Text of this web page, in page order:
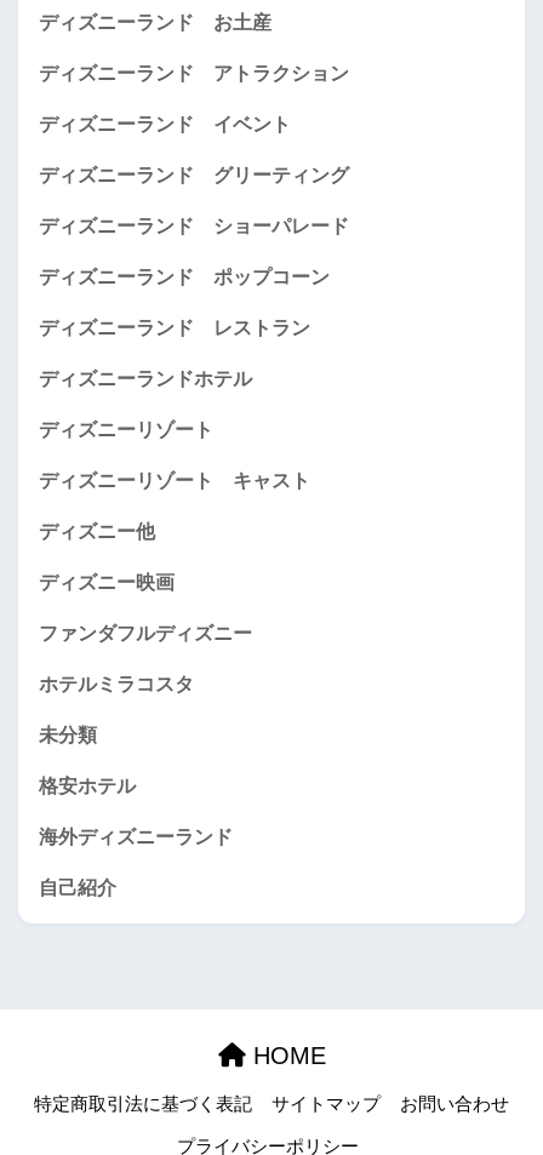
ディズニーランド お土産
ディズニーランド アトラクション
ディズニーランド イベント
ディズニーランド グリーティング
ディズニーランド ショーパレード
ディズニーランド ポップコーン
ディズニーランド レストラン
ディズニーランドホテル
ディズニーリゾート
ディズニーリゾート キャスト
ディズニー他
ディズニー映画
ファンダフルディズニー
ホテルミラコスタ
未分類
格安ホテル
海外ディズニーランド
自己紹介
HOME
特定商取引法に基づく表記 サイトマップ お問い合わせ
プライバシーポリシー